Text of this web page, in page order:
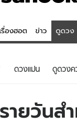
เรื่องฮอต ข่าว ดูดวง
ง
ดวงแม่น ดูดวงค
ายวันส